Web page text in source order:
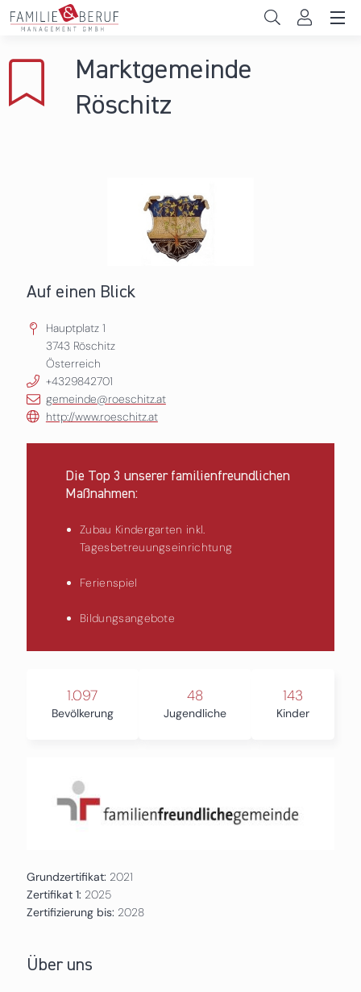
Direkt zum Inhalt
Gemeinden
Marktgemeinde
Röschitz
Auf einen Blick
Hauptplatz 1
3743 Röschitz
Österreich
+4329842701
gemeinde@roeschitz.at
http://www.roeschitz.at
Die Top 3 unserer familienfreundlichen
Maßnahmen:
Zubau Kindergarten inkl.
Tagesbetreuungseinrichtung
Ferienspiel
Bildungsangebote
1.097
Bevölkerung
48
Jugendliche
143
Kinder
Grundzertifikat: 2021
Zertifikat 1: 2025
Zertifizierung bis: 2028
Über uns